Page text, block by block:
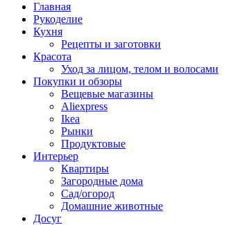
Главная
Рукоделие
Кухня
Рецепты и заготовки
Красота
Уход за лицом, телом и волосами
Покупки и обзоры
Вещевые магазины
Aliexpress
Ikea
Рынки
Продуктовые
Интерьер
Квартиры
Загородные дома
Сад/огород
Домашние животные
Досуг